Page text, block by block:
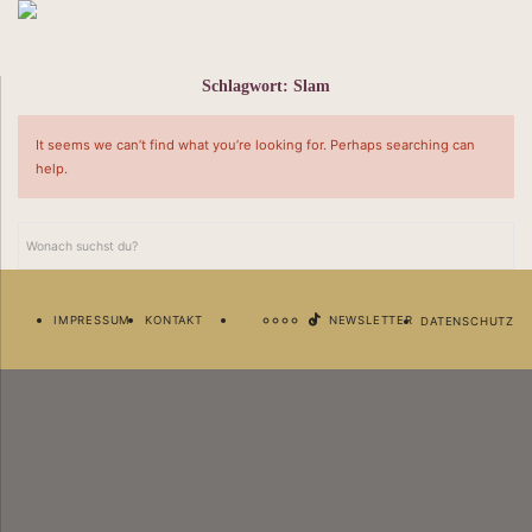
Schlagwort: Slam
It seems we can’t find what you’re looking for. Perhaps searching can
help.
IMPRESSUM KONTAKT NEWSLETTER DATENSCHUTZ
Newsletter
Deine Business Besties im Postfach. Abonniere jetzt unseren Newsletter.